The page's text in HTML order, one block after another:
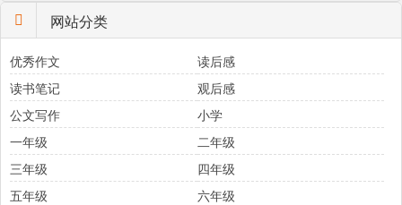
网站分类
优秀作文
读后感
读书笔记
观后感
公文写作
小学
一年级
二年级
三年级
四年级
五年级
六年级